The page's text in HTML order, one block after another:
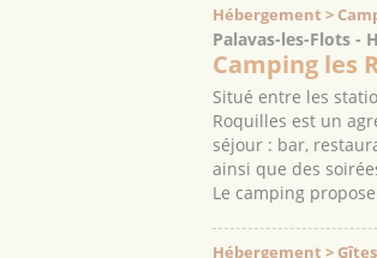
Hébergement >
Palavas-les-Flots -
Camping les
Situé entre les
Roquilles est un
séjour : bar,
ainsi que des
Le camping
Hébergement >